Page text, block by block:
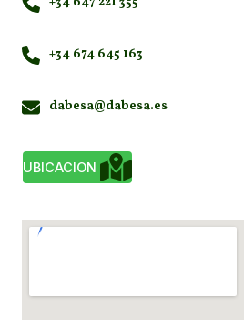
+34 674 645 163
dabesa@dabesa.es
UBICACION